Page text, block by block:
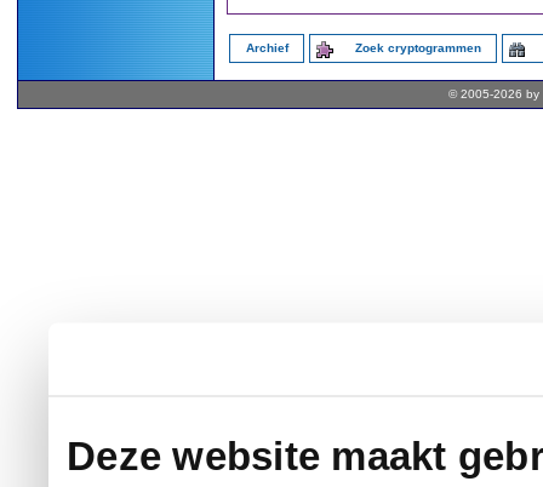
Deze website maakt
Archief Zoek cryptogrammen
© 2005-2026 by